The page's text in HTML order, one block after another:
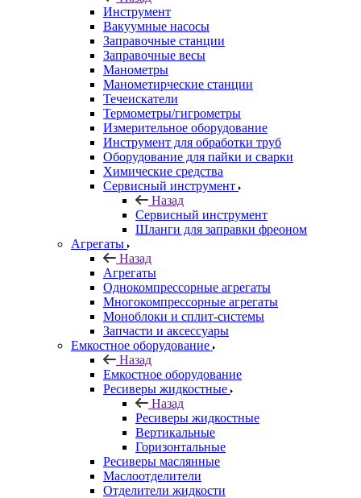
Инструмент
Вакуумные насосы
Заправочные станции
Заправочные весы
Манометры
Манометирческие станции
Течеискатели
Термометры/гигрометры
Измерительное оборудование
Инструмент для обработки труб
Оборудование для пайки и сварки
Химические средства
Сервисный инструмент
Назад
Сервисный инструмент
Шланги для заправки фреоном
Агрегаты
Назад
Агрегаты
Однокомпрессорные агрегаты
Многокомпрессорные агрегаты
Моноблоки и сплит-системы
Запчасти и аксессуары
Емкостное оборудование
Назад
Емкостное оборудование
Ресиверы жидкостные
Назад
Ресиверы жидкостные
Вертикальные
Горизонтальные
Ресиверы маслянные
Маслоотделители
Отделители жидкости